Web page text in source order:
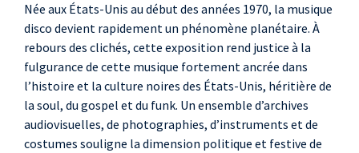
Née aux États-Unis au début des années 1970, la musique
disco devient rapidement un phénomène planétaire. À
rebours des clichés, cette exposition rend justice à la
fulgurance de cette musique fortement ancrée dans
l’histoire et la culture noires des États-Unis, héritière de
la soul, du gospel et du funk. Un ensemble d’archives
audiovisuelles, de photographies, d’instruments et de
costumes souligne la dimension politique et festive de